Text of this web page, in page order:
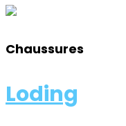
Chaussures
Loding